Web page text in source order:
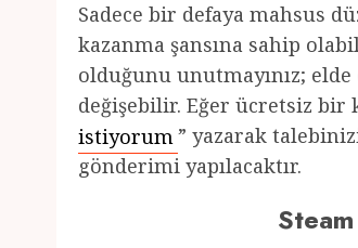
Sadece bir defaya mahsus
kazanma şansına sahip
olduğunu unutmayınız; elde
değişebilir. Eğer ücretsiz bir
istiyorum ” yazarak
gönderimi yapılacaktır.